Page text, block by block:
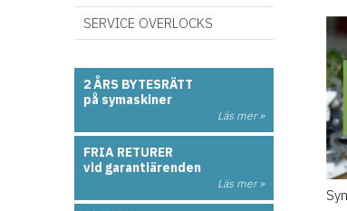
SERVICE OVERLOCKS
2 ÅRS BYTESRÄTT
på symaskiner
Läs mer »
FRIA RETURER
vid garantiärenden
Läs mer »